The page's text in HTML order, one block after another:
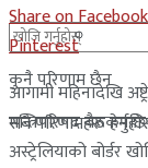
कुनै परिणाम छैन
सबै परिणामहरू
Share on Facebook
Pinterest
आगामी महिनादेखि
मन्त्रिपरिषद
अस्ट्रेलियाको बोर्डर